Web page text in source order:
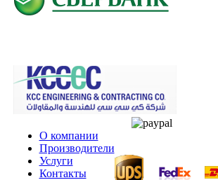
О компании
Производители
Услуги
Контакты